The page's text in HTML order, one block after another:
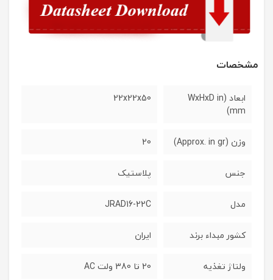
مشخصات
ابعاد (WxHxD in
mm)
22x22x50
وزن (Approx. in gr) 20
جنس پلاستیک
مدل JRAD16-22C
کشور مبداء برند ایران
ولتاژ تغذیه 20 تا 380 ولت AC